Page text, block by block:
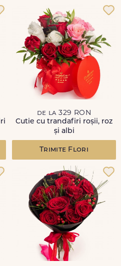
de la 329 RON
Cutie cu trandafiri roșii, roz
și albi
Trimite Flori